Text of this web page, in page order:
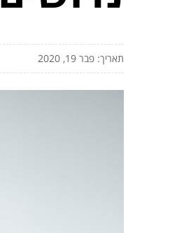
תאריך: פבר 19, 2020